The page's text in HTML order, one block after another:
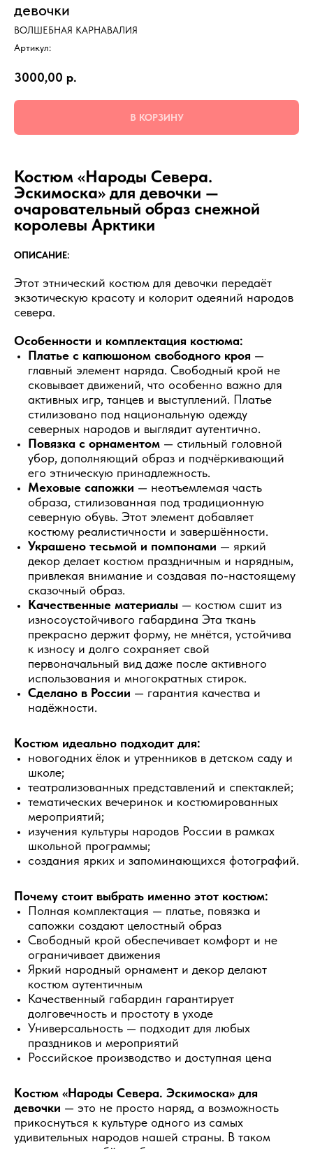
девочки
ВОЛШЕБНАЯ КАРНАВАЛИЯ
Артикул:
3000,00 р.
В КОРЗИНУ
Костюм «Народы Севера.
Эскимоска» для девочки —
очаровательный образ снежной
королевы Арктики
ОПИСАНИЕ:
Этот этнический костюм для девочки передаёт
экзотическую красоту и колорит одеяний народов
севера.
Особенности и комплектация костюма:
Платье с капюшоном свободного кроя —
главный элемент наряда. Свободный крой не
сковывает движений, что особенно важно для
активных игр, танцев и выступлений. Платье
стилизовано под национальную одежду
северных народов и выглядит аутентично.
Повязка с орнаментом — стильный головной
убор, дополняющий образ и подчёркивающий
его этническую принадлежность.
Меховые сапожки — неотъемлемая часть
образа, стилизованная под традиционную
северную обувь. Этот элемент добавляет
костюму реалистичности и завершённости.
Украшено тесьмой и помпонами — яркий
декор делает костюм праздничным и нарядным,
привлекая внимание и создавая по-настоящему
сказочный образ.
Качественные материалы — костюм сшит из
износоустойчивого габардина Эта ткань
прекрасно держит форму, не мнётся, устойчива
к износу и долго сохраняет свой
первоначальный вид даже после активного
использования и многократных стирок.
Сделано в России — гарантия качества и
надёжности.
Костюм идеально подходит для:
новогодних ёлок и утренников в детском саду и
школе;
театрализованных представлений и спектаклей;
тематических вечеринок и костюмированных
мероприятий;
изучения культуры народов России в рамках
школьной программы;
создания ярких и запоминающихся фотографий.
Почему стоит выбрать именно этот костюм:
Полная комплектация — платье, повязка и
сапожки создают целостный образ
Свободный крой обеспечивает комфорт и не
ограничивает движения
Яркий народный орнамент и декор делают
костюм аутентичным
Качественный габардин гарантирует
долговечность и простоту в уходе
Универсальность — подходит для любых
праздников и мероприятий
Российское производство и доступная цена
Костюм «Народы Севера. Эскимоска» для
девочки — это не просто наряд, а возможность
прикоснуться к культуре одного из самых
удивительных народов нашей страны. В таком